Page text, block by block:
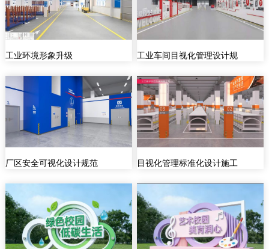
工业环境形象升级 工业车间目视化管理设计规
厂区安全可视化设计规范 目视化管理标准化设计施工